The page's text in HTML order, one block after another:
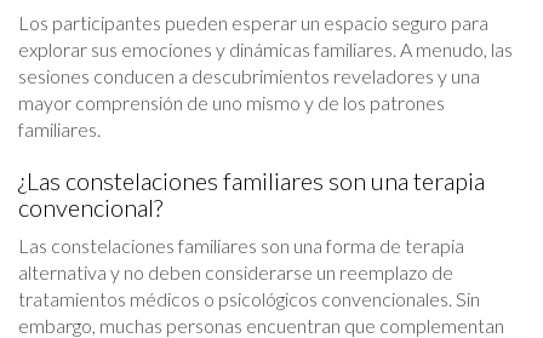
Los participantes pueden esperar un espacio seguro para
explorar sus emociones y dinámicas familiares. A menudo, las
sesiones conducen a descubrimientos reveladores y una
mayor comprensión de uno mismo y de los patrones
familiares.
¿Las constelaciones familiares son una terapia
convencional?
Las constelaciones familiares son una forma de terapia
alternativa y no deben considerarse un reemplazo de
tratamientos médicos o psicológicos convencionales. Sin
embargo, muchas personas encuentran que complementan